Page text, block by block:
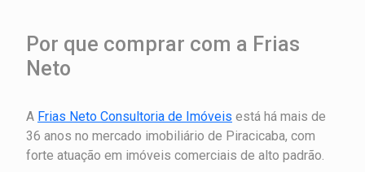
Por que comprar com a Frias
Neto
A Frias Neto Consultoria de Imóveis está há mais de
36 anos no mercado imobiliário de Piracicaba, com
forte atuação em imóveis comerciais de alto padrão.